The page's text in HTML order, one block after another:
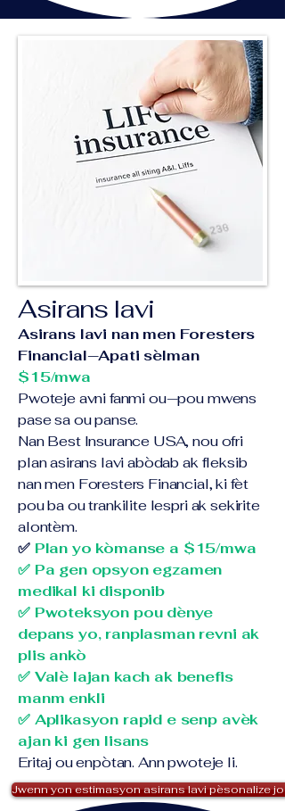
Asirans lavi
Asirans lavi nan men Foresters
Financial—Apati sèlman
$15/mwa
Pwoteje avni fanmi ou—pou mwens
pase sa ou panse.
Nan Best Insurance USA, nou ofri
plan asirans lavi abòdab ak fleksib
nan men Foresters Financial, ki fèt
pou ba ou trankilite lespri ak sekirite
alontèm.
✅ Plan yo kòmanse a $15/mwa
✅ Pa gen opsyon egzamen
medikal ki disponib
✅ Pwoteksyon pou dènye
depans yo, ranplasman revni ak
plis ankò
✅ Valè lajan kach ak benefis
manm enkli
✅ Aplikasyon rapid e senp avèk
ajan ki gen lisans
Eritaj ou enpòtan. Ann pwoteje li.
Jwenn yon estimasyon asirans lavi pèsonalize